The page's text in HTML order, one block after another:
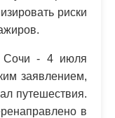
риски
Сочи - 4 июля
заявлением,
путешествия.
в